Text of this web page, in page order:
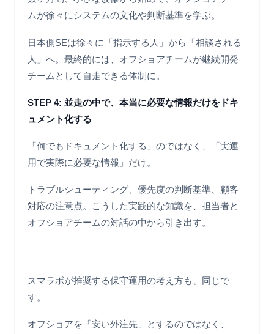
ムが徐々にシステムの文化や判断基準を学ぶ。
日本側SEは徐々に「指示する人」から「相談される
人」へ。最終的には、オフショアチームが継続開発
チームとして自走できる体制に。
STEP 4: 並走の中で、本当に必要な情報だけをドキ
ュメント化する
「何でもドキュメント化する」のではなく、「実運
用で実際に必要な情報」だけ。
トラブルシューティング、優先度の判断基準、顧客
対応の注意点。こうした実践的な知識を、担当者と
オフショアチームの対話の中から引き出す。
スマラボが推奨する保守運用の考え方も、同じで
す。
オフショアを「安い外注先」とするのではなく、